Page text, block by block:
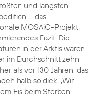
und längsten
– das
MOSAiC-Projekt.
Fazit: Die
in der Arktis waren
im Durchschnitt zehn
als vor 130 Jahren, das
halb so dick. „Wir
Eis beim Sterben